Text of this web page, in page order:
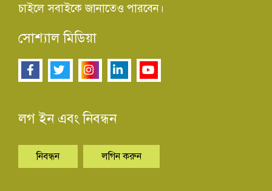
চাইলে সবাইকে জানাতেও পারবেন।
সোশ্যাল মিডিয়া
লগ ইন এবং নিবন্ধন
নিবন্ধন লগিন করুন